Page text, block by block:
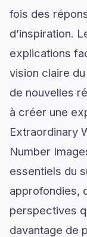
fois des
d’inspiration.
explications
vision claire
de nouvelles
à créer une
Extraordinary
Number
essentiels du
approfondies,
perspectives
davantage de